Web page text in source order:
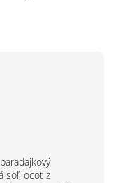
soľ, ocot z